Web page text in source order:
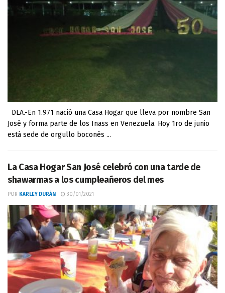
DLA.-En 1.971 nació una Casa Hogar que lleva por nombre San
José y forma parte de los Inass en Venezuela. Hoy 1ro de junio
está sede de orgullo boconés ...
La Casa Hogar San José celebró con una tarde de
shawarmas a los cumpleañeros del mes
POR KARLEY DURÁN 30/01/2021